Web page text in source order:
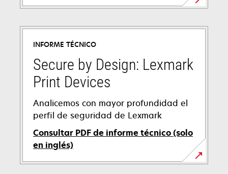
INFORME TÉCNICO
Secure by Design: Lexmark
Print Devices
Analicemos con mayor profundidad el
perfil de seguridad de Lexmark
Consultar PDF de informe técnico (solo
en inglés)
se